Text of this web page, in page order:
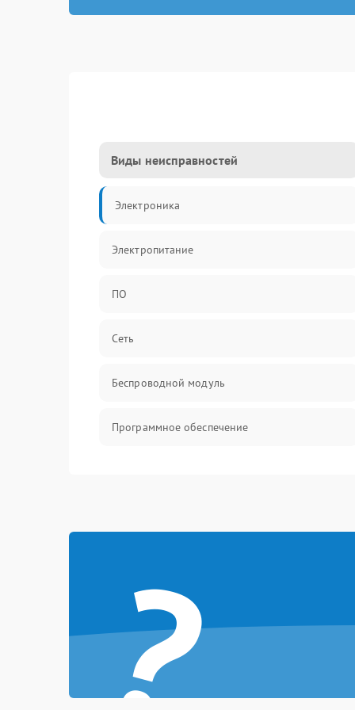
Виды неисправностей
Электроника
Электропитание
ПО
Сеть
Беспроводной модуль
Программное обеспечение
?